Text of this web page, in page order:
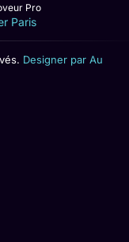
Pro
Paris
Designer par Au